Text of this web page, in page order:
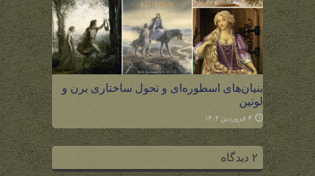
بنیان‌های اسطوره‌ای و تحول ساختاری برن و
لوتین
۴ فروردین ۱۴۰۴
۲ دیدگاه